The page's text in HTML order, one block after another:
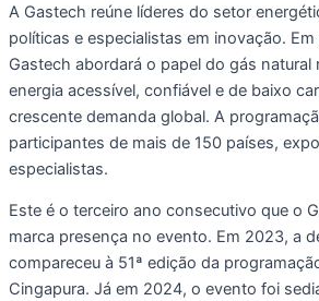
A Gastech reúne líderes do setor
políticas e especialistas em inovação. Em
Gastech abordará o papel do gás
energia acessível, confiável e de baixo
crescente demanda global. A
participantes de mais de 150 países,
especialistas.
Este é o terceiro ano consecutivo que o
marca presença no evento. Em 2023, a
compareceu à 51ª edição da
Cingapura. Já em 2024, o evento foi